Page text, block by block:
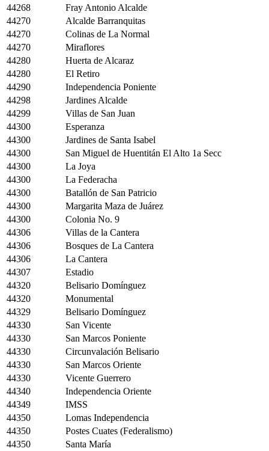
44268
Fray Antonio Alcalde
44270
Alcalde Barranquitas
44270
Colinas de La Normal
44270
Miraflores
44280
Huerta de Alcaraz
44280
El Retiro
44290
Independencia Poniente
44298
Jardines Alcalde
44299
Villas de San Juan
44300
Esperanza
44300
Jardines de Santa Isabel
44300
San Miguel de Huentitán El Alto 1a Secc
44300
La Joya
44300
La Federacha
44300
Batallón de San Patricio
44300
Margarita Maza de Juárez
44300
Colonia No. 9
44306
Villas de la Cantera
44306
Bosques de La Cantera
44306
La Cantera
44307
Estadio
44320
Belisario Domínguez
44320
Monumental
44329
Belisario Domínguez
44330
San Vicente
44330
San Marcos Poniente
44330
Circunvalación Belisario
44330
San Marcos Oriente
44330
Vicente Guerrero
44340
Independencia Oriente
44349
IMSS
44350
Lomas Independencia
44350
Postes Cuates (Federalismo)
44350
Santa María